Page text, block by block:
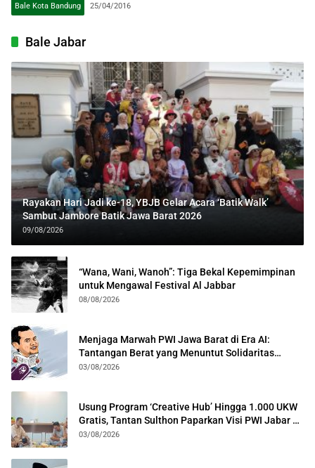
Bale Kota Bandung 25/04/2016
Bale Jabar
Rayakan Hari Jadi ke-18, YBJB Gelar Acara ‘Batik Walk’
Sambut Jambore Batik Jawa Barat 2026
09/08/2026
“Wana, Wani, Wanoh”: Tiga Bekal Kepemimpinan
untuk Mengawal Festival Al Jabbar
08/08/2026
Menjaga Marwah PWI Jawa Barat di Era AI:
Tantangan Berat yang Menuntut Solidaritas
Lintas Generasi
03/08/2026
Usung Program ‘Creative Hub’ Hingga 1.000 UKW
Gratis, Tantan Sulthon Paparkan Visi PWI Jabar di
Kota Bogor
03/08/2026